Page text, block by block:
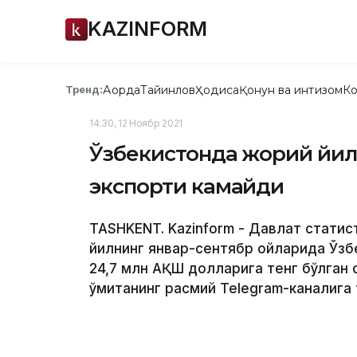
KAZINFORM
Тренд:АқордаТайинловҲодисаҚонун ва интизом
14:30, 12 Ноябр 2021
Ўзбекистонда жорий
экспорти камайди
TASHKENT. Kazinform - Давлат
йилнинг январ-сентябр ойларида
24,7 млн AҚШ долларига тенг бўлган
қўмитанинг расмий Telegram-